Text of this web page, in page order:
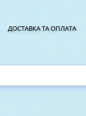
ДОСТАВКА ТА ОПЛАТА